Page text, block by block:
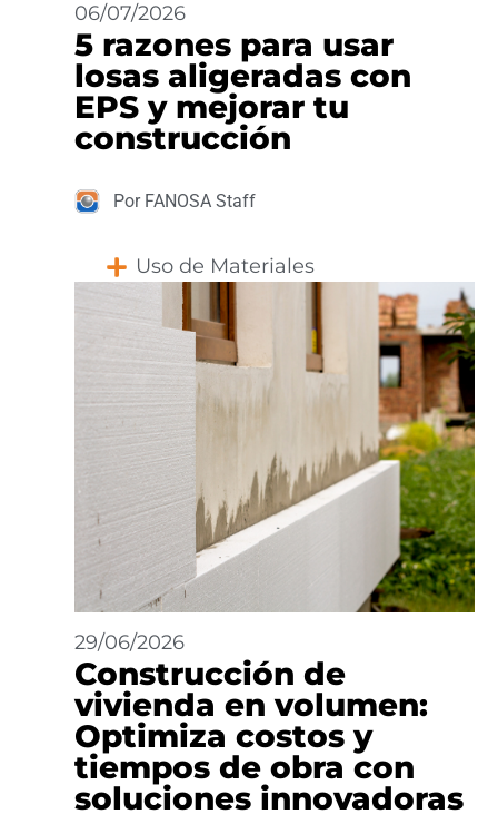
06/07/2026
5 razones para usar
losas aligeradas con
EPS y mejorar tu
construcción
Por FANOSA Staff
Uso de Materiales
29/06/2026
Construcción de
vivienda en volumen:
Optimiza costos y
tiempos de obra con
soluciones innovadoras